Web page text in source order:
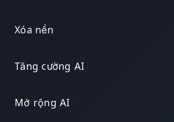
Xóa nền
Tăng cường AI
Mở rộng AI